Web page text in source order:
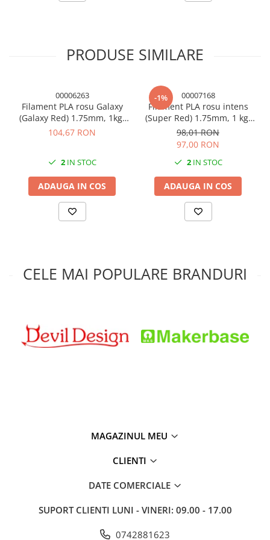
aderență mai bună la patul de imprimare, se poate utiliza lac 3D
Filamentul este ambalat în vid, împreună cu un absorbant de
umiditate, și este plasat într-o cutie de carton. Fiecare pachet
extruder și patul de imprimare. Greutatea totală a pachetului
este de 1,4 kg.
PRODUSE SIMILARE
00006263
Filament PLA rosu Galaxy
(Galaxy Red) 1.75mm, 1kg,
Devil Design, imprimanta
104,67 RON
2IN STOC
ADAUGA IN COS
-1% 00007168
Filament PLA rosu intens
(Super Red) 1.75mm, 1 kg,
Devil Design, imprimanta
3D
98,01 RON
97,00 RON
2IN STOC
ADAUGA IN COS
CELE MAI POPULARE BRANDURI
MAGAZINUL MEU
CLIENTI
DATE COMERCIALE
SUPORT CLIENTI LUNI - VINERI: 09.00 - 17.00
0742881623